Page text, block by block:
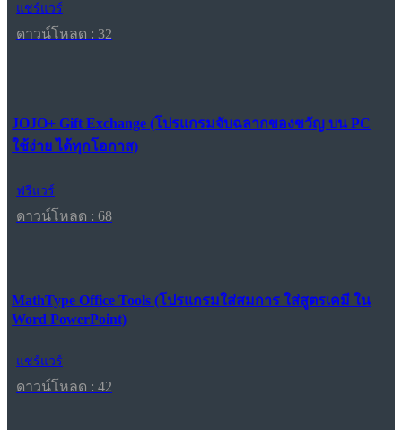
แชร์แวร์
ดาวน์โหลด : 32
JOJO+ Gift Exchange (โปรแกรมจับฉลากของขวัญ บน PC
ใช้ง่าย ได้ทุกโอกาส)
ฟรีแวร์
ดาวน์โหลด : 68
MathType Office Tools (โปรแกรมใส่สมการ ใส่สูตรเคมี ใน
Word PowerPoint)
แชร์แวร์
ดาวน์โหลด : 42